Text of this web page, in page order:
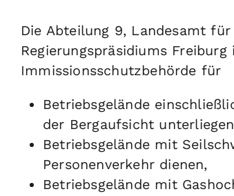
Die Abteilung 9, Landesamt
Regierungspräsidiums
Immissionsschutzbehörde für
Betriebsgelände
der Bergaufsicht
Betriebsgelände mit
Personenverkehr dienen,
Betriebsgelände mit